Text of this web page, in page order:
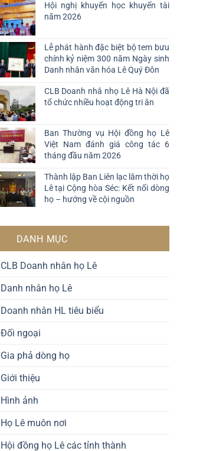
Hội nghị khuyến học khuyến tài
năm 2026
Lễ phát hành đặc biệt bộ tem bưu
chính kỷ niệm 300 năm Ngày sinh
Danh nhân văn hóa Lê Quý Đôn
CLB Doanh nhâ nhọ Lê Hà Nội đã
tổ chức nhiều hoạt động tri ân
Ban Thường vụ Hội đồng họ Lê
Việt Nam đánh giá công tác 6
tháng đầu năm 2026
Thành lập Ban Liên lạc lâm thời họ
Lê tại Cộng hòa Séc: Kết nối dòng
họ – hướng về cội nguồn
DANH MỤC
CLB Doanh nhân họ Lê
Danh nhân họ Lê
Doanh nhân HL tiêu biểu
Đối ngoại
Gia phả dòng họ
Giới thiệu
Hình ảnh
Họ Lê muôn nơi
Hội đồng họ Lê các tỉnh thành